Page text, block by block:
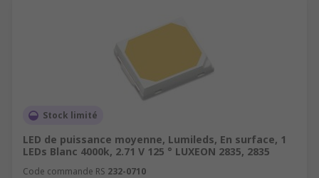
Stock limité
LED de puissance moyenne, Lumileds, En surface, 1
LEDs Blanc 4000k, 2.71 V 125 ° LUXEON 2835, 2835
Code commande RS 232-0710